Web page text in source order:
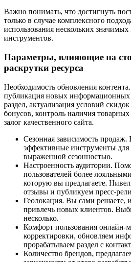
Важно понимать, что достигнуть
только в случае комплексного
использования нескольких
инструментов.
Параметры, влияющие на
раскрутки ресурса
Необходимость обновления
публикация новых информационных
раздел, актуализация условий
бонусов, контроль наличия
залог качественного сайта.
Сезонная зависимость
эффективные инструменты для
выраженной сезонностью.
Настроенность аудитории.
пользователей более
которую вы предлагаете.
отзывы и публикуем пресс-
Геолокация. Вы сами решаете,
привлечь новых клиентов.
несколько.
Комфорт пользования онлайн-
корректировки, обновляем
прорабатываем раздел с
Количество брендов,